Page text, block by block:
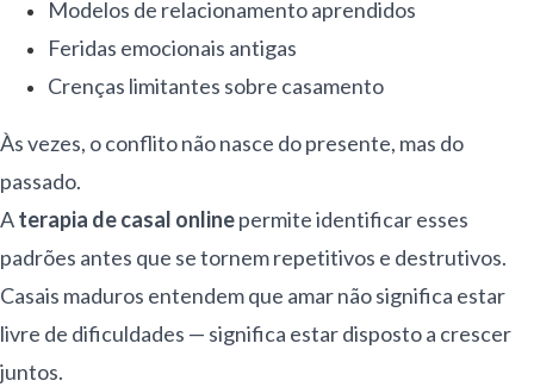
Modelos de relacionamento aprendidos
Feridas emocionais antigas
Crenças limitantes sobre casamento
Às vezes, o conflito não nasce do presente, mas do
passado.
Aterapia de casal onlinepermite identificar esses
padrões antes que se tornem repetitivos e destrutivos.
Casais maduros entendem que amar não significa estar
livre de dificuldades — significa estar disposto a crescer
juntos.